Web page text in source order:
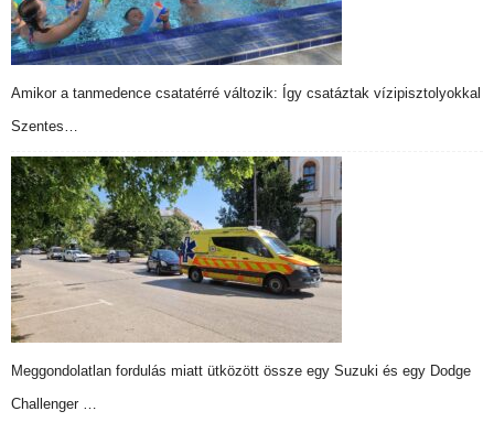
Amikor a tanmedence csatatérré változik: Így csatáztak vízipisztolyokkal
Szentes…
Meggondolatlan fordulás miatt ütközött össze egy Suzuki és egy Dodge
Challenger …